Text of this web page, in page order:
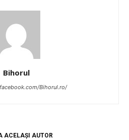
Bihorul
Bihorul.ro/
ACELAȘI AUTOR